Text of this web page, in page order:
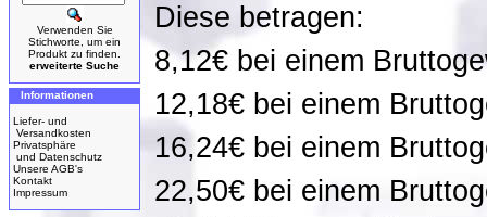
Verwenden Sie
Stichworte, um ein
Produkt zu finden.
erweiterte Suche
Informationen
Liefer- und
Versandkosten
Privatsphäre
und Datenschutz
Unsere AGB's
Kontakt
Impressum
Diese betragen:
8,12€ bei einem
12,18€ bei einem
16,24€ bei einem
22,50€ bei einem